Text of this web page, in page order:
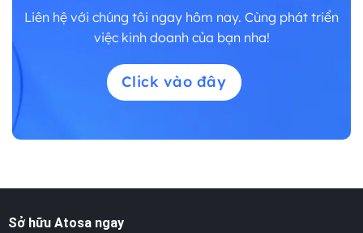
Liên hệ với chúng tôi ngay hôm nay. Cùng phát triển
việc kinh doanh của bạn nha!
Click vào đây
Sở hữu Atosa ngay